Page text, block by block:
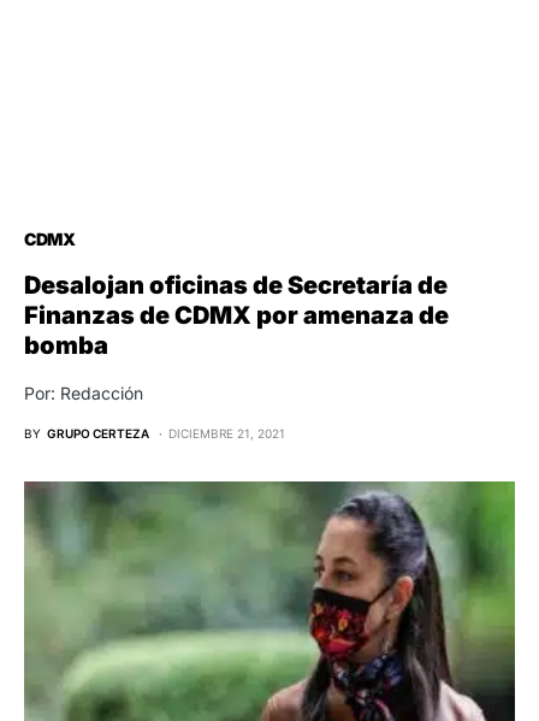
CDMX
Desalojan oficinas de Secretaría de
Finanzas de CDMX por amenaza de
bomba
Por: Redacción
BY GRUPO CERTEZA DICIEMBRE 21, 2021